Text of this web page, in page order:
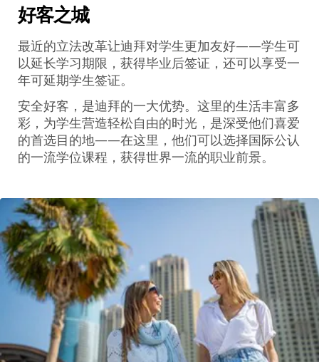
好客之城
最近的立法改革让迪拜对学生更加友好——学生可
以延长学习期限，获得毕业后签证，还可以享受一
年可延期学生签证。
安全好客，是迪拜的一大优势。这里的生活丰富多
彩，为学生营造轻松自由的时光，是深受他们喜爱
的首选目的地——在这里，他们可以选择国际公认
的一流学位课程，获得世界一流的职业前景。